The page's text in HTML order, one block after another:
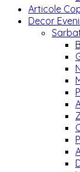
Articole
Decor